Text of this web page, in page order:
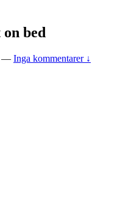
bed
— Inga kommentarer ↓